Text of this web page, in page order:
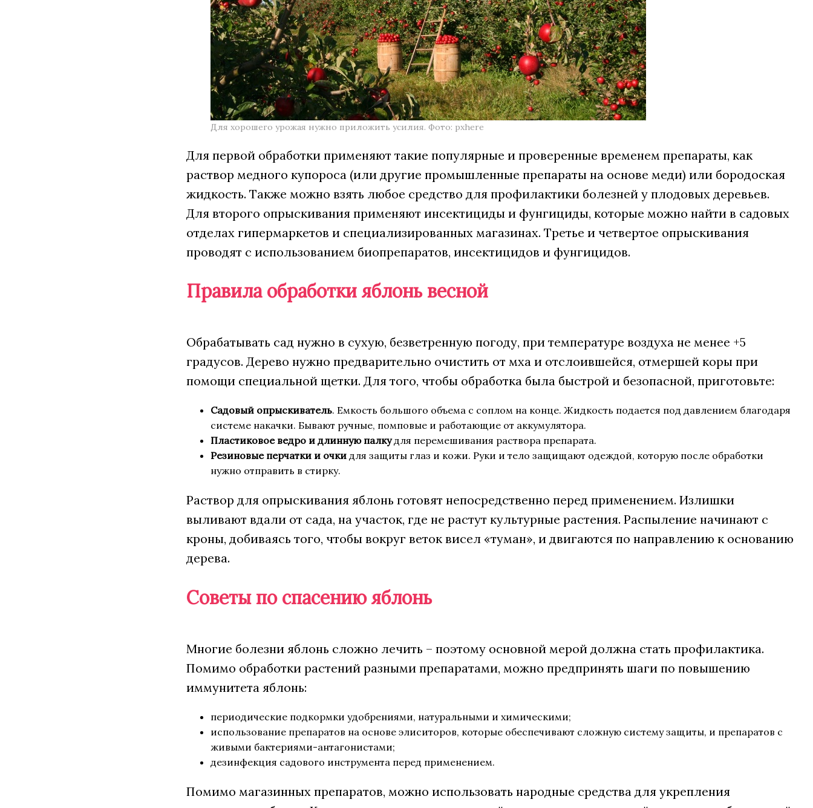
Для хорошего урожая нужно приложить усилия. Фото: pxhere
Для первой обработки применяют такие популярные и проверенные временем препараты, как
раствор медного купороса (или другие промышленные препараты на основе меди) или бородоская
жидкость. Также можно взять любое средство для профилактики болезней у плодовых деревьев.
Для второго опрыскивания применяют инсектициды и фунгициды, которые можно найти в садовых
отделах гипермаркетов и специализированных магазинах. Третье и четвертое опрыскивания
проводят с использованием биопрепаратов, инсектицидов и фунгицидов.
Правила обработки яблонь весной
Обрабатывать сад нужно в сухую, безветренную погоду, при температуре воздуха не менее +5
градусов. Дерево нужно предварительно очистить от мха и отслоившейся, отмершей коры при
помощи специальной щетки. Для того, чтобы обработка была быстрой и безопасной, приготовьте:
Садовый опрыскиватель. Емкость большого объема с соплом на конце. Жидкость подается под давлением благодаря
системе накачки. Бывают ручные, помповые и работающие от аккумулятора.
Пластиковое ведро и длинную палкудля перемешивания раствора препарата.
Резиновые перчатки и очки для защиты глаз и кожи. Руки и тело защищают одеждой, которую после обработки
нужно отправить в стирку.
Раствор для опрыскивания яблонь готовят непосредственно перед применением. Излишки
выливают вдали от сада, на участок, где не растут культурные растения. Распыление начинают с
кроны, добиваясь того, чтобы вокруг веток висел «туман», и двигаются по направлению к основанию
дерева.
Советы по спасению яблонь
Многие болезни яблонь сложно лечить – поэтому основной мерой должна стать профилактика.
Помимо обработки растений разными препаратами, можно предпринять шаги по повышению
иммунитета яблонь:
периодические подкормки удобрениями, натуральными и химическими;
использование препаратов на основе элиситоров, которые обеспечивают сложную систему защиты, и препаратов с
живыми бактериями-антагонистами;
дезинфекция садового инструмента перед применением.
Помимо магазинных препаратов, можно использовать народные средства для укрепления